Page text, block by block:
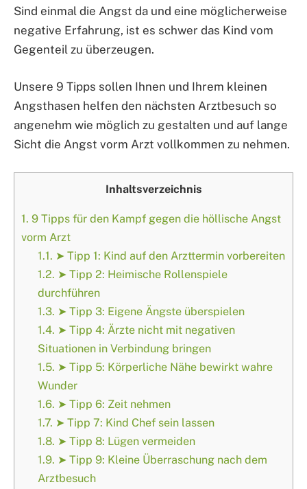
Sind einmal die Angst da und eine möglicherweise
negative Erfahrung, ist es schwer das Kind vom
Gegenteil zu überzeugen.
Unsere 9 Tipps sollen Ihnen und Ihrem kleinen
Angsthasen helfen den nächsten Arztbesuch so
angenehm wie möglich zu gestalten und auf lange
Sicht die Angst vorm Arzt vollkommen zu nehmen.
Inhaltsverzeichnis
1. 9 Tipps für den Kampf gegen die höllische Angst
vorm Arzt
1.1. ➤ Tipp 1: Kind auf den Arzttermin vorbereiten
1.2. ➤ Tipp 2: Heimische Rollenspiele
durchführen
1.3. ➤ Tipp 3: Eigene Ängste überspielen
1.4. ➤ Tipp 4: Ärzte nicht mit negativen
Situationen in Verbindung bringen
1.5. ➤ Tipp 5: Körperliche Nähe bewirkt wahre
Wunder
1.6. ➤ Tipp 6: Zeit nehmen
1.7. ➤ Tipp 7: Kind Chef sein lassen
1.8. ➤ Tipp 8: Lügen vermeiden
1.9. ➤ Tipp 9: Kleine Überraschung nach dem
Arztbesuch